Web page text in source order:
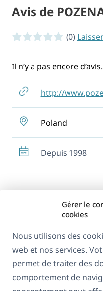
Gérer le
cookies
Nous utilisons des
web et nos services.
permet de traiter des
comportement de
Avis de
0 sur 5
(0)
Il n’y a pas encore d’avis.
http://
Poland
Depuis 1998
RGPD &